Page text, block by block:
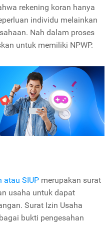
rekening koran hanya
individu melainkan
Nah dalam proses
untuk memiliki NPWP.
atau SIUP merupakan surat
usaha untuk dapat
Surat Izin Usaha
bukti pengesahan